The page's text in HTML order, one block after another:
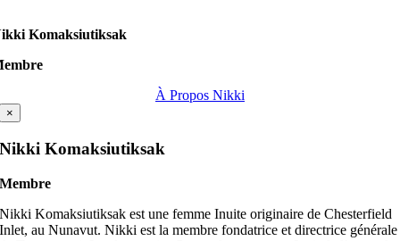
Komaksiutiksak
À Propos Nikki
×
Nikki Komaksiutiksak
Membre
Nikki Komaksiutiksak est une femme Inuite originaire de Chesterfield
Inlet, au Nunavut. Nikki est la membre fondatrice et directrice générale